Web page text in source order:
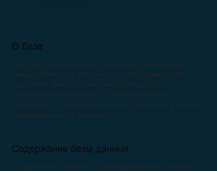
О базе
Наша база данных включает актуальную информацию об
аккредитованных IT компаниях по всей стране. В ней
содержатся данные о компании, руководитель,
юридическая информация, а также финансовые
показатели. Это удобный инструмент для поиска и анализа
аккредитованных IT компаний.
Содержание базы данных
В нашей базе содержатся следующие данные по каждой